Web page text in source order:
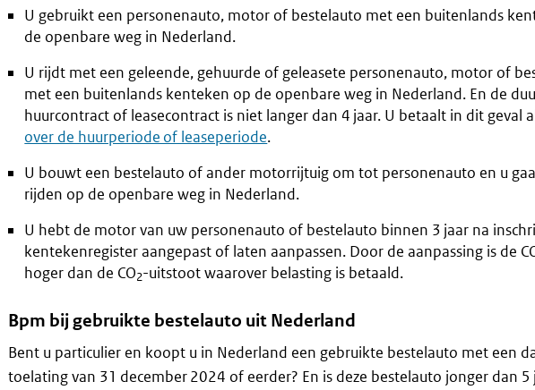
U gebruikt een personenauto, motor of bestelauto met een buitenlands
de openbare weg in Nederland.
U rijdt met een geleende, gehuurde of geleasete personenauto, motor of
met een buitenlands kenteken op de openbare weg in Nederland. En de
huurcontract of leasecontract is niet langer dan 4 jaar. U betaalt in dit geval
over de huurperiode of leaseperiode.
U bouwt een bestelauto of ander motorrijtuig om tot personenauto en u
rijden op de openbare weg in Nederland.
U hebt de motor van uw personenauto of bestelauto binnen 3 jaar na
kentekenregister aangepast of laten aanpassen. Door de aanpassing is de
hoger dan de CO2-uitstoot waarover belasting is betaald.
Bpm bij gebruikte bestelauto uit Nederland
Bent u particulier en koopt u in Nederland een gebruikte bestelauto met een
toelating van 31 december 2024 of eerder? En is deze bestelauto jonger dan 5